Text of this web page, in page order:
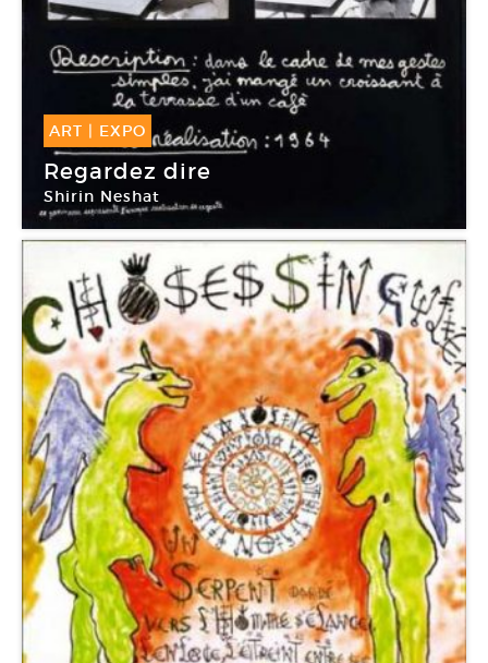
ART | EXPO
23 Oct -24 Déc 2010
Regardez dire
Shirin Neshat
Chapelle de la Visitation